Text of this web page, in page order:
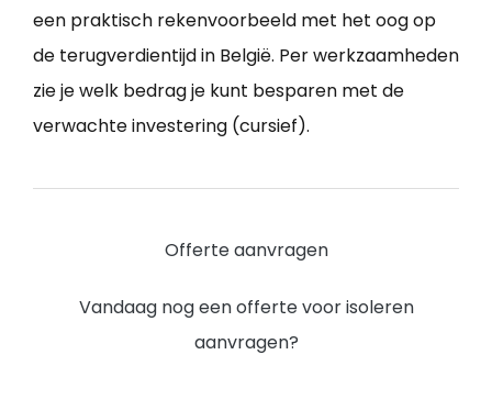
een praktisch rekenvoorbeeld met het oog op
de terugverdientijd in België. Per werkzaamheden
zie je welk bedrag je kunt besparen met de
verwachte investering (cursief).
Offerte aanvragen
Vandaag nog een offerte voor isoleren
aanvragen?